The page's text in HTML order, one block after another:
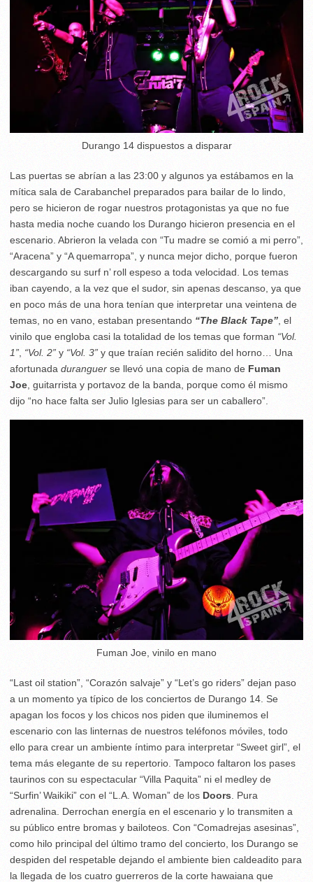
Durango 14 dispuestos a disparar
Las puertas se abrían a las 23:00 y algunos ya estábamos en la
mítica sala de Carabanchel preparados para bailar de lo lindo,
pero se hicieron de rogar nuestros protagonistas ya que no fue
hasta media noche cuando los Durango hicieron presencia en el
escenario. Abrieron la velada con “Tu madre se comió a mi perro”,
“Aracena” y “A quemarropa”, y nunca mejor dicho, porque fueron
descargando su surf n’ roll espeso a toda velocidad. Los temas
iban cayendo, a la vez que el sudor, sin apenas descanso, ya que
en poco más de una hora tenían que interpretar una veintena de
temas, no en vano, estaban presentando “The Black Tape” , el
vinilo que engloba casi la totalidad de los temas que forman “Vol.
1” “Vol. 2” y “Vol. 3” y que traían recién salidito del horno… Una
afortunada duranguer se llevó una copia de mano de Fuman
Joe , guitarrista y portavoz de la banda, porque como él mismo
dijo “no hace falta ser Julio Iglesias para ser un caballero”.
Fuman Joe, vinilo en mano
“Last oil station”, “Corazón salvaje” y “Let’s go riders” dejan paso
a un momento ya típico de los conciertos de Durango 14. Se
apagan los focos y los chicos nos piden que iluminemos el
escenario con las linternas de nuestros teléfonos móviles, todo
ello para crear un ambiente íntimo para interpretar “Sweet girl”, el
tema más elegante de su repertorio. Tampoco faltaron los pases
taurinos con su espectacular “Villa Paquita” ni el medley de
“Surfin’ Waikiki” con el “L.A. Woman” de los Doors . Pura
adrenalina. Derrochan energía en el escenario y lo transmiten a
su público entre bromas y bailoteos. Con “Comadrejas asesinas”,
como hilo principal del último tramo del concierto, los Durango se
despiden del respetable dejando el ambiente bien caldeadito para
la llegada de los cuatro guerreros de la corte hawaiana que